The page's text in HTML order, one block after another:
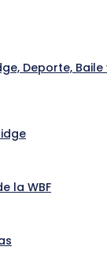
Deporte, Baile
la WBF